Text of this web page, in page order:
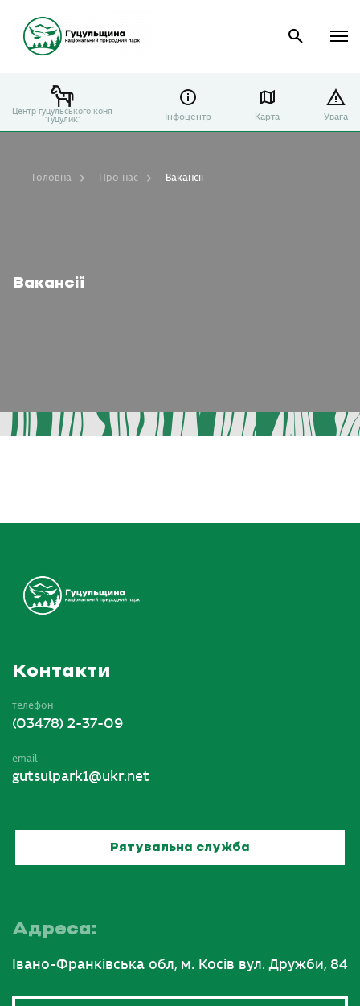
Центр гуцульського коня
"Гуцулик"
Інфоцентр Карта Увага
Вакансії
Головна Про нас Вакансії
Контакти
телефон
(03478) 2-37-09
email
gutsulpark1@ukr.net
Рятувальна служба
Адреса:
Івано-Франківська обл, м. Косів вул. Дружби, 84